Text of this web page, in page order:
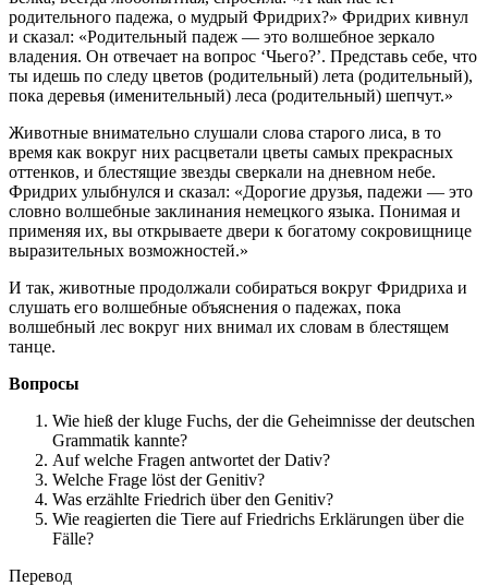
родительного падежа, о мудрый Фридрих?» Фридрих кивнул
и сказал: «Родительный падеж — это волшебное зеркало
владения. Он отвечает на вопрос ‘Чьего?’. Представь себе, что
ты идешь по следу цветов (родительный) лета (родительный),
пока деревья (именительный) леса (родительный) шепчут.»
Животные внимательно слушали слова старого лиса, в то
время как вокруг них расцветали цветы самых прекрасных
оттенков, и блестящие звезды сверкали на дневном небе.
Фридрих улыбнулся и сказал: «Дорогие друзья, падежи — это
словно волшебные заклинания немецкого языка. Понимая и
применяя их, вы открываете двери к богатому сокровищнице
выразительных возможностей.»
И так, животные продолжали собираться вокруг Фридриха и
слушать его волшебные объяснения о падежах, пока
волшебный лес вокруг них внимал их словам в блестящем
танце.
Вопросы
Wie hieß der kluge Fuchs, der die Geheimnisse der deutschen
Grammatik kannte?
Auf welche Fragen antwortet der Dativ?
Welche Frage löst der Genitiv?
Was erzählte Friedrich über den Genitiv?
Wie reagierten die Tiere auf Friedrichs Erklärungen über die
Fälle?
Перевод